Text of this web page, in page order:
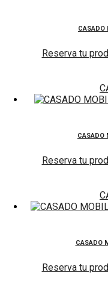
CASADO
CASADO